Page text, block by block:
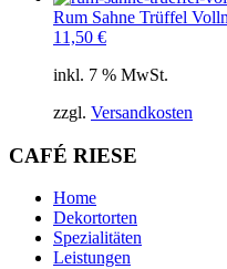
Rum Sahne Trüffel
11,50 €
inkl. 7 % MwSt.
zzgl. Versandkosten
CAFÉ RIESE
Home
Dekortorten
Spezialitäten
Leistungen